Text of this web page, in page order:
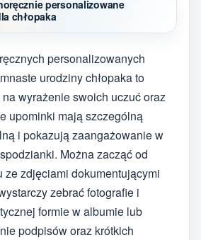
personalizowane
chłopaka
personalizowanych
urodziny chłopaka to
wyrażenie swoich uczuć oraz
upominki mają szczególną
i pokazują zaangażowanie w
Można zacząć od
ze zdjęciami dokumentującymi
zebrać fotografie i
formie w albumie lub
podpisów oraz krótkich